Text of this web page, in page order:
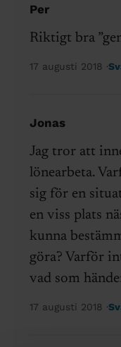
Per
Riktigt bra
17 augusti 2018
Jonas
Jag tror att
lönearbeta.
sig för en
en viss plats
kunna
göra? Varför
vad som
17 augusti 2018